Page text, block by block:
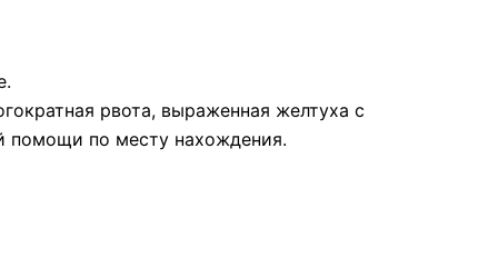
рвота, выраженная желтуха с
помощи по месту нахождения.